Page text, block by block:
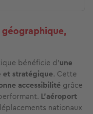
bénéficie d’une
et stratégique. Cette
accessibilité grâce
L’aéroport
nationaux